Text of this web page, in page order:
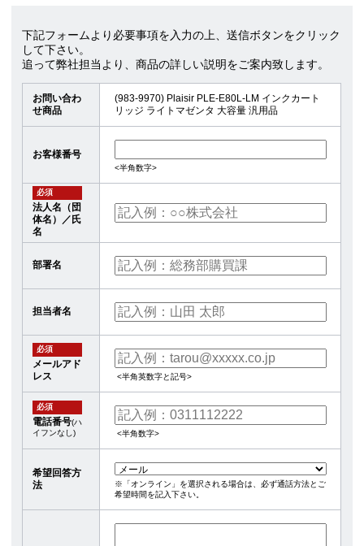
下記フォームより必要事項を入力の上、送信ボタンをクリック
して下さい。
追って弊社担当より、商品の詳しい説明をご案内致します。
お問い合わ
せ商品
(983-9970) Plaisir PLE-E80L-LM インクカート
リッジ ライトマゼンタ 大容量 汎用品
お客様番号
<半角数字>
必須
法人名（団
体名）／氏
名
部署名
担当者名
必須
メールアド
レス
<半角英数字と記号>
必須
電話番号(ハ
イフンなし)
<半角数字>
希望回答方
法
※「オンライン」を選択される場合は、必ず通話方法とご
希望時間を記入下さい。